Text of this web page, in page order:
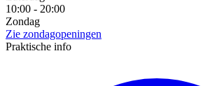
10:00 - 20:00
Zondag
Zie zondagopeningen
Praktische info